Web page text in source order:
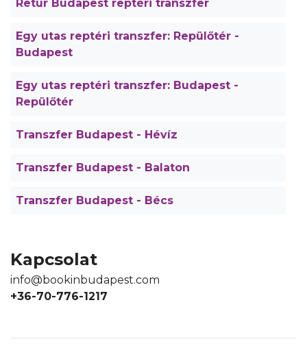
Retúr Budapest reptéri transzfer
Egy utas reptéri transzfer: Repülőtér -
Budapest
Egy utas reptéri transzfer: Budapest -
Repülőtér
Transzfer Budapest - Hévíz
Transzfer Budapest - Balaton
Transzfer Budapest - Bécs
Kapcsolat
info@bookinbudapest.com
+36-70-776-1217